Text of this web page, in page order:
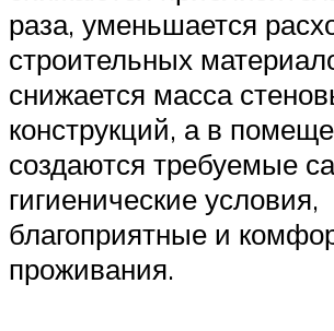
раза, уменьшается
строительных
снижается масса
конструкций, а в
создаются требуемые
гигиенические условия,
благоприятные и
проживания.